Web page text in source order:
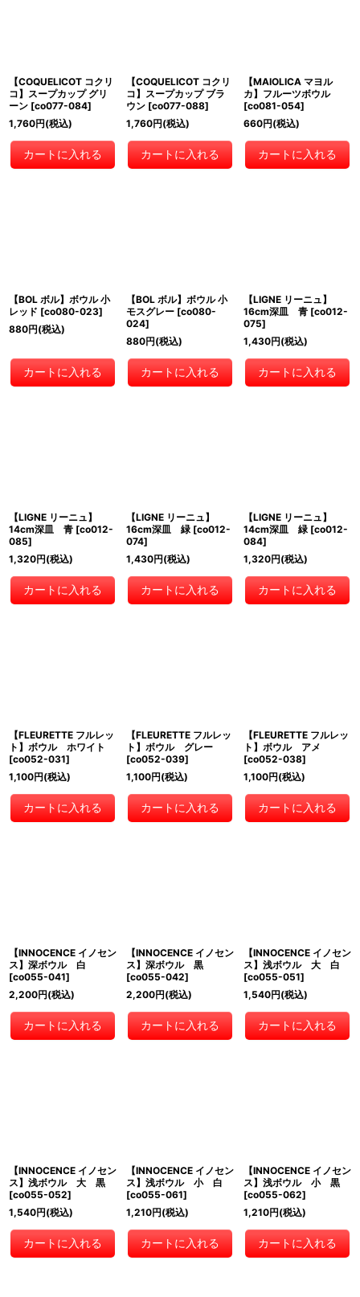
【COQUELICOT コクリ
コ】スープカップ グリ
ーン [co077-084]
1,760円(税込)
カートに入れる
【COQUELICOT コクリ
コ】スープカップ ブラ
ウン [co077-088]
1,760円(税込)
カートに入れる
【MAIOLICA マヨル
カ】フルーツボウル
[co081-054]
660円(税込)
カートに入れる
【BOL ボル】ボウル 小
レッド [co080-023]
880円(税込)
カートに入れる
【BOL ボル】ボウル 小
モスグレー [co080-
024]
880円(税込)
カートに入れる
【LIGNE リーニュ】
16cm深皿 青 [co012-
075]
1,430円(税込)
カートに入れる
【LIGNE リーニュ】
14cm深皿 青 [co012-
085]
1,320円(税込)
カートに入れる
【LIGNE リーニュ】
16cm深皿 緑 [co012-
074]
1,430円(税込)
カートに入れる
【LIGNE リーニュ】
14cm深皿 緑 [co012-
084]
1,320円(税込)
カートに入れる
【FLEURETTE フルレッ
ト】ボウル ホワイト
[co052-031]
1,100円(税込)
カートに入れる
【FLEURETTE フルレッ
ト】ボウル グレー
[co052-039]
1,100円(税込)
カートに入れる
【FLEURETTE フルレッ
ト】ボウル アメ
[co052-038]
1,100円(税込)
カートに入れる
【INNOCENCE イノセン
ス】深ボウル 白
[co055-041]
2,200円(税込)
カートに入れる
【INNOCENCE イノセン
ス】深ボウル 黒
[co055-042]
2,200円(税込)
カートに入れる
【INNOCENCE イノセン
ス】浅ボウル 大 白
[co055-051]
1,540円(税込)
カートに入れる
【INNOCENCE イノセン
ス】浅ボウル 大 黒
[co055-052]
1,540円(税込)
カートに入れる
【INNOCENCE イノセン
ス】浅ボウル 小 白
[co055-061]
1,210円(税込)
カートに入れる
【INNOCENCE イノセン
ス】浅ボウル 小 黒
[co055-062]
1,210円(税込)
カートに入れる